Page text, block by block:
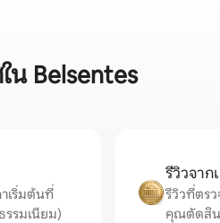
Belsentes
เริ่มต้นที่
รรมเนียม)
รีวิวจา
รีวิวที่ตรว
คุณตัดสิน